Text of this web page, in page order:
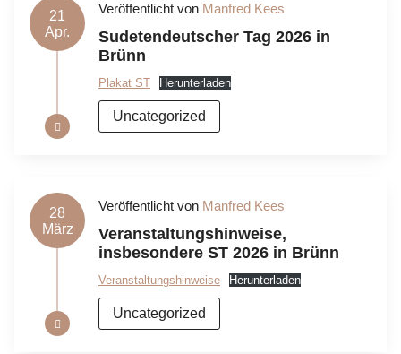
21
Apr.
Veröffentlicht von Manfred Kees
Sudetendeutscher Tag 2026 in
Brünn
Plakat ST Herunterladen
Uncategorized
28
März
Veröffentlicht von Manfred Kees
Veranstaltungshinweise,
insbesondere ST 2026 in Brünn
Veranstaltungshinweise Herunterladen
Uncategorized